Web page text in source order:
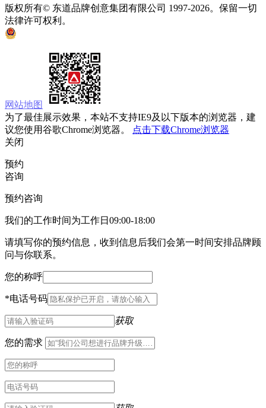
版权所有© 东道品牌创意集团有限公司 1997-2026。保留一切
法律许可权利。
网站地图
为了最佳展示效果，本站不支持IE9及以下版本的浏览器，建
议您使用谷歌Chrome浏览器。
点击下载Chrome浏览器
关闭
预约
咨询
预约咨询
我们的工作时间为工作日09:00-18:00
请填写你的预约信息，收到信息后我们会第一时间安排品牌顾
问与你联系。
您的称呼
*电话号码
获取
您的需求